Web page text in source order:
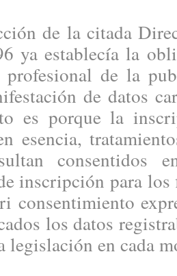
de la citada
ya establecía la
profesional de la
de datos
es porque la
esencia,
consentidos
inscripción para
consentimiento
los datos
legislación en cada